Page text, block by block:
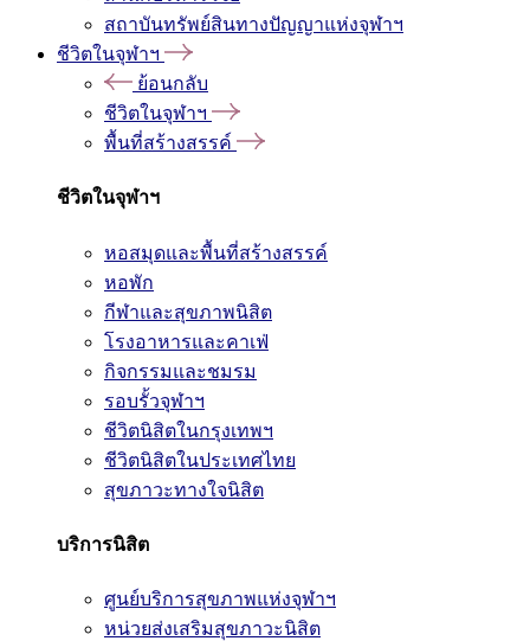
สถาบันทรัพย์สินทางปัญญาแห่งจุฬาฯ
ชีวิตในจุฬาฯ
ย้อนกลับ
ชีวิตในจุฬาฯ
พื้นที่สร้างสรรค์
ชีวิตในจุฬาฯ
หอสมุดและพื้นที่สร้างสรรค์
หอพัก
กีฬาและสุขภาพนิสิต
โรงอาหารและคาเฟ่
กิจกรรมและชมรม
รอบรั้วจุฬาฯ
ชีวิตนิสิตในกรุงเทพฯ
ชีวิตนิสิตในประเทศไทย
สุขภาวะทางใจนิสิต
บริการนิสิต
ศูนย์บริการสุขภาพแห่งจุฬาฯ
หน่วยส่งเสริมสุขภาวะนิสิต